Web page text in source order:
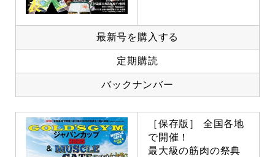
最新号を購入する
定期購読
バックナンバー
［保存版］ 全国各地
で開催！
最大級の筋肉の祭典